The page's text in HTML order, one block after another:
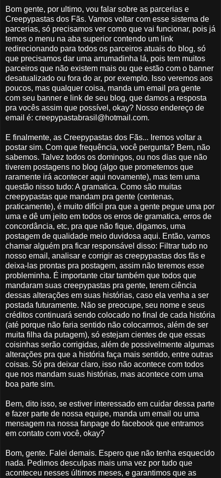
Bom gente, por ultimo, vou falar sobre as parcerias e
Creepypastas dos Fãs. Vamos voltar com esse sistema de
parcerias, só precisamos ver como que vai funcionar, pois já
temos o menu na aba superior contendo um link
redirecionando para todos os parceiros atuais do blog, só
que precisamos dar uma arrumadinha lá, pois tem muitos
parceiros que não existem mais ou que estão com o banner
desatualizado ou fora do ar, por exemplo. Isso veremos aos
poucos, mas qualquer coisa, manda um email pra gente
com seu banner e link de seu blog, que damos a resposta
pra vocês assim que possível, okay? Nosso endereço de
email é: creepypastabrasil@hotmail.com.
E finalmente, as Creepypastas dos Fãs... Iremos voltar a
postar sim. Com que frequência, você pergunta? Bem, não
sabemos. Talvez todos os domingos, ou nos dias que não
tiverem postagens no blog (algo que prometemos que
raramente irá acontecer aqui novamente), mas tem uma
questão nisso tudo: A gramatica. Como são muitas
creepypastas que mandam pra gente (centenas,
praticamente), é muito difícil pra que a gente pegue uma por
uma e dê um jeito em todos os erros de gramatica, erros de
concordância, etc, pra que não fique, digamos, uma
postagem de qualidade meio duvidosa aqui. Então, vamos
chamar alguém pra ficar responsável disso: Filtrar tudo no
nosso email, analisar e corrigir as creepypastas dos fãs e
deixa-las prontas pra postagem, assim não teremos esse
probleminha. É importante citar também que todos que
mandaram suas creepypastas pra gente, terem ciência
dessas alterações em suas histórias, caso ela venha a ser
postada futuramente. Não se preocupe, seu nome e seus
créditos continuará sendo colocado no final de cada história
(até porque não faria sentido não colocarmos, além de ser
muita filha da putagem), só estejam cientes de que essas
coisinhas serão corrigidas, além de possivelmente algumas
alterações pra que a história faça mais sentido, entre outras
coisas. Só pra deixar claro, isso não acontece com todos
que nos mandam suas histórias, mas acontece com uma
boa parte sim.
Bem, dito isso, se estiver interessado em cuidar dessa parte
e fazer parte de nossa equipe, manda um email ou uma
mensagem na nossa fanpage do facebook que entramos
em contato com você, okay?
Bom, gente. Falei demais. Espero que não tenha esquecido
nada. Pedimos desculpas mais uma vez por tudo que
aconteceu nesses últimos meses, e garantimos que as